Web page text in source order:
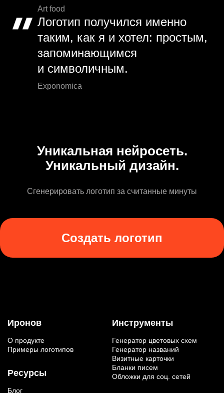
Art food
Логотип получился именно
таким, как я и хотел: простым,
запоминающимся
и символичным.
Exponomica
Уникальная нейросеть.
Уникальный дизайн.
Сгенерировать логотип за считанные минуты
Создать логотип
Иронов
О продукте
Примеры логотипов
Ресурсы
Блог
Инструменты
Генератор цветовых схем
Генератор названий
Визитные карточки
Бланки писем
Обложки для соц. сетей